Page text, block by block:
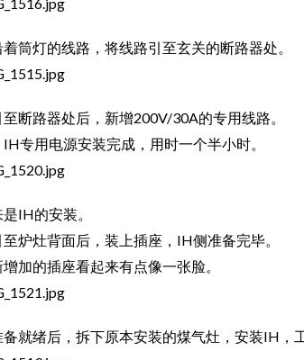
筒灯的线路，将线路引至玄关的断路器处。
断路器处后，新增200V/30A的专用线路。
专用电源安装完成，用时一个半小时。
IH的安装。
炉灶背面后，装上插座，IH侧准备完毕。
加的插座看起来有点像一张脸。
就绪后，拆下原本安装的煤气灶，安装IH，